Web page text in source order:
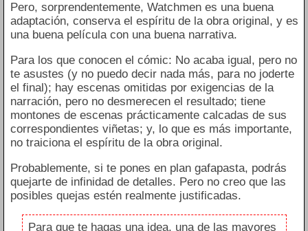
Pero, sorprendentemente, Watchmen es una buena
adaptación, conserva el espíritu de la obra original, y es
una buena película con una buena narrativa.
Para los que conocen el cómic: No acaba igual, pero no
te asustes (y no puedo decir nada más, para no joderte
el final); hay escenas omitidas por exigencias de la
narración, pero no desmerecen el resultado; tiene
montones de escenas prácticamente calcadas de sus
correspondientes viñetas; y, lo que es más importante,
no traiciona el espíritu de la obra original.
Probablemente, si te pones en plan gafapasta, podrás
quejarte de infinidad de detalles. Pero no creo que las
posibles quejas estén realmente justificadas.
Para que te hagas una idea, una de las mayores